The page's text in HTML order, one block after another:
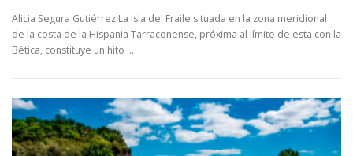
Alicia Segura Gutiérrez La isla del Fraile situada en la zona meridional
de la costa de la Hispania Tarraconense, próxima al límite de esta con la
Bética, constituye un hito …